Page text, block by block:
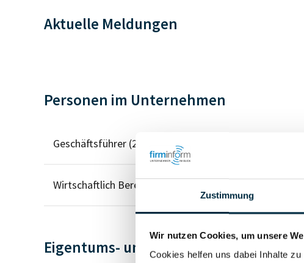
Zustimmung
Wir nutzen Cookies, um unsere
Cookies helfen uns dabei Inhalte
Aktuelle Meldungen
Personen im Unternehmen
Geschäftsführer (2)
Wirtschaftlich Berechtigter
Eigentums- und Kontrollstruktur